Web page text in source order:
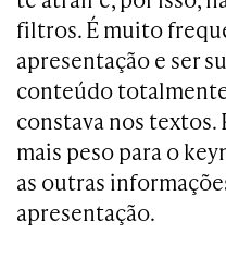
filtros. É muito
apresentação e ser
conteúdo
constava nos textos.
mais peso para o
as outras
apresentação.